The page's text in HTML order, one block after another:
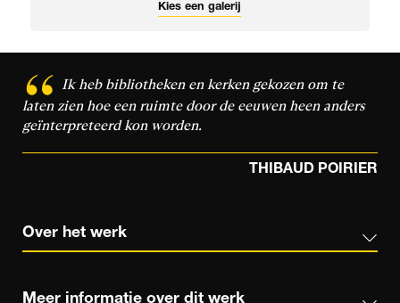
Kies een galerij
Ik heb bibliotheken en kerken gekozen om te
laten zien hoe een ruimte door de eeuwen heen anders
geïnterpreteerd kon worden.
THIBAUD POIRIER
Over het werk
Meer informatie over dit werk